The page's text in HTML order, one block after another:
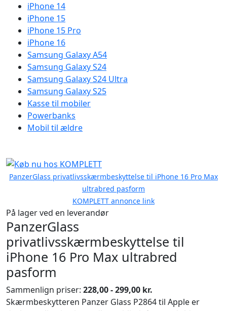
iPhone 14
iPhone 15
iPhone 15 Pro
iPhone 16
Samsung Galaxy A54
Samsung Galaxy S24
Samsung Galaxy S24 Ultra
Samsung Galaxy S25
Kasse til mobiler
Powerbanks
Mobil til ældre
PanzerGlass privatlivsskærmbeskyttelse til iPhone 16 Pro Max
ultrabred pasform
KOMPLETT annonce link
På lager ved en leverandør
PanzerGlass
privatlivsskærmbeskyttelse til
iPhone 16 Pro Max ultrabred
pasform
Sammenlign priser: 228,00 - 299,00 kr.
Skærmbeskytteren Panzer Glass P2864 til Apple er